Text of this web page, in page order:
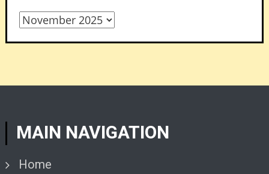
Archives
MAIN NAVIGATION
Home